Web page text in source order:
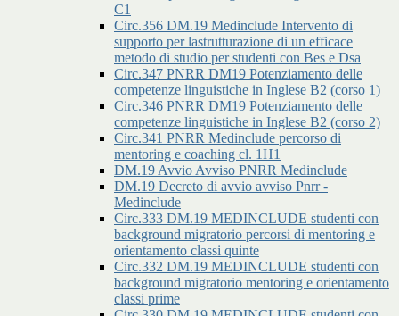
C1
Circ.356 DM.19 Medinclude Intervento di
supporto per lastrutturazione di un efficace
metodo di studio per studenti con Bes e Dsa
Circ.347 PNRR DM19 Potenziamento delle
competenze linguistiche in Inglese B2 (corso 1)
Circ.346 PNRR DM19 Potenziamento delle
competenze linguistiche in Inglese B2 (corso 2)
Circ.341 PNRR Medinclude percorso di
mentoring e coaching cl. 1H1
DM.19 Avvio Avviso PNRR Medinclude
DM.19 Decreto di avvio avviso Pnrr -
Medinclude
Circ.333 DM.19 MEDINCLUDE studenti con
background migratorio percorsi di mentoring e
orientamento classi quinte
Circ.332 DM.19 MEDINCLUDE studenti con
background migratorio mentoring e orientamento
classi prime